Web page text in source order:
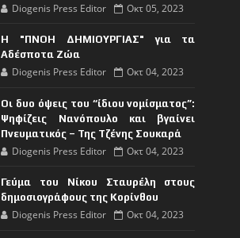
Diogenis Press Editor Οκτ 05, 2023
Η "ΠΝΟΗ ΔΗΜΙΟΥΡΓΙΑΣ" για τα
Αδέσποτα Ζώα
Diogenis Press Editor Οκτ 04, 2023
Οι δυο όψεις του “ίδιου νομίσματος”:
Ψηφίζεις Νανόπουλο και βγαίνει
Πνευματικός – Της Τζένης Σουκαρά
Diogenis Press Editor Οκτ 04, 2023
Γεύμα του Νίκου Σταυρέλη στους
δημοσιογράφους της Κορίνθου
Diogenis Press Editor Οκτ 04, 2023